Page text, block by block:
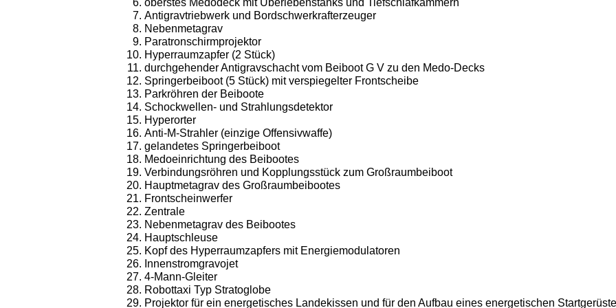
oberstes Medodeck mit Überlebenstanks und Tiefschlafkammern
Antigravtriebwerk und Bordschwerkrafterzeuger
Nebenmetagrav
Paratronschirmprojektor
Hyperraumzapfer (2 Stück)
durchgehender Antigravschacht vom Beiboot G V zu den Medo-Decks
Springerbeiboot (5 Stück) mit verspiegelter Frontscheibe
Parkröhren der Beiboote
Schockwellen- und Strahlungsdetektor
Hyperorter
Anti-M-Strahler (einzige Offensivwaffe)
gelandetes Springerbeiboot
Medoeinrichtung des Beibootes
Verbindungsröhren und Kopplungsstück zum Großraumbeiboot
Hauptmetagrav des Großraumbeibootes
Frontscheinwerfer
Zentrale
Nebenmetagrav des Beibootes
Hauptschleuse
Kopf des Hyperraumzapfers mit Energiemodulatoren
Innenstromgravojet
4-Mann-Gleiter
Robottaxi Typ Stratoglobe
Projektor für ein energetisches Landekissen und für den Aufbau eines energe­tischen